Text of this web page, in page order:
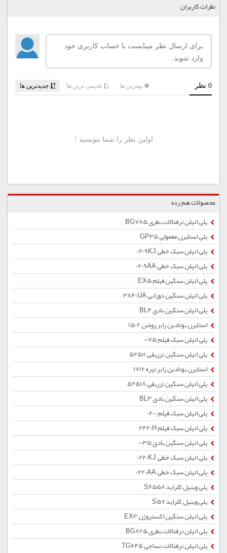
نظرات کاربران
محصولات هم رده
پلی اتیلن ترفتالات بطری BG785
پلی استایرن معمولی GP35
پلی اتیلن سبک خطی 0209KJ
پلی اتیلن سبک خطی 0209AA
پلی اتیلن سنگین فیلم EX5
پلی اتیلن سنگین دورانی 3840UA
پلی اتیلن سنگین بادی BL4
استایرن بوتادین رابر روشن 1502
پلی اتیلن سبک فیلم 0075
پلی اتیلن سنگین تزریقی 52511
استایرن بوتادین رابر تیره 1712
پلی اتیلن سنگین تزریقی 52518
پلی اتیلن سنگین بادی BL3
پلی اتیلن سبک فیلم 0200
پلی اتیلن سبک فیلم 2420H
پلی اتیلن سنگین بادی 0035
پلی اتیلن سبک خطی 0220KJ
پلی اتیلن سبک خطی 0220AA
پلی وینیل کلراید S6558
پلی وینیل کلراید S57
پلی اتیلن سنگین اکستروژن EX3
پلی اتیلن ترفتالات بطری BG825
پلی اتیلن ترفتالات نساجی TG645